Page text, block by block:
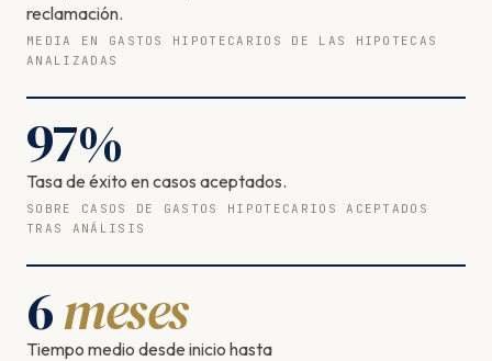
reclamación.
MEDIA EN GASTOS HIPOTECARIOS DE LAS HIPOTECAS
ANALIZADAS
97%
Tasa de éxito en casos aceptados.
SOBRE CASOS DE GASTOS HIPOTECARIOS ACEPTADOS
TRAS ANÁLISIS
6meses
Tiempo medio desde inicio hasta